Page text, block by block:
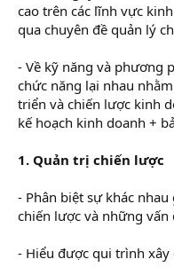
cao trên các lĩnh vực
qua chuyên đề quản lý
- Về kỹ năng và phương
chức năng lại nhau
triển và chiến lược kinh
kế hoạch kinh doanh +
1. Quản trị chiến lược
- Phân biệt sự khác
chiến lược và những
- Hiểu được qui trình